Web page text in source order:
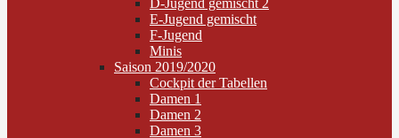
D-Jugend gemischt 2
E-Jugend gemischt
F-Jugend
Minis
Saison 2019/2020
Cockpit der Tabellen
Damen 1
Damen 2
Damen 3